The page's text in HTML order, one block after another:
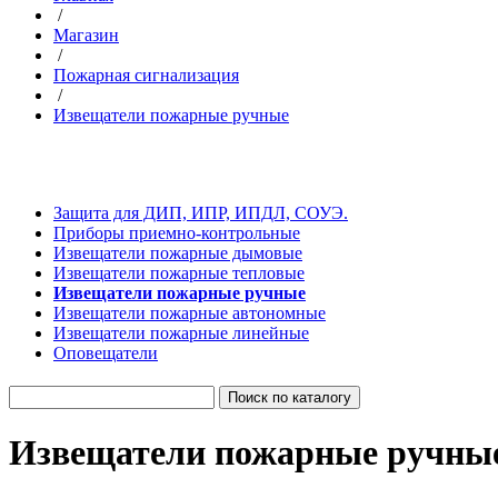
/
Магазин
/
Пожарная сигнализация
/
Извещатели пожарные ручные
Защита для ДИП, ИПР, ИПДЛ, СОУЭ.
Приборы приемно-контрольные
Извещатели пожарные дымовые
Извещатели пожарные тепловые
Извещатели пожарные ручные
Извещатели пожарные автономные
Извещатели пожарные линейные
Оповещатели
Извещатели пожарные